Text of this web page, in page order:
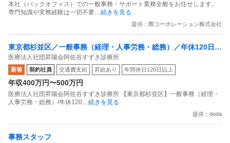
本社（バックオフィス）での一般事務・サポート業務全般をお任せします。
専門知識や実務経験は一切不要…続きを見る
提供：際コーポレーション株式会社
東京都杉並区／一般事務（経理・人事労務・総務）／年休120日／
土日祝休み／月残業平均10時間
医療法人社団昇陽会阿佐谷すずき診療所
新着 契約社員 交通費支給 昇給あり 年間休日120日以上
年収400万円〜500万円
医療法人社団昇陽会阿佐谷すずき診療所 【東京都杉並区】一般事務（経理・
人事労務・総務）/年休120…続きを見る
提供：doda
事務スタッフ